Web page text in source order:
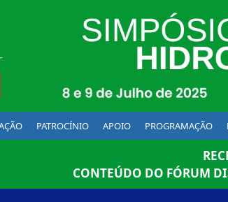
PATROCÍNIO APOIO PROGRAMAÇÃO
CONTEÚDO DO FÓRUM